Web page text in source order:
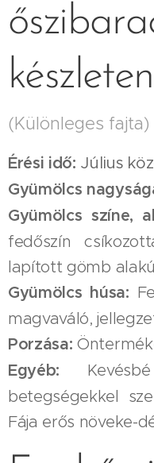
készleten
(Különleges fajta)
Érési idő: Július
Gyümölcs
Gyümölcs színe,
fedőszín
lapított gömb alakú
Gyümölcs húsa:
magvaváló,
Porzása:
Egyéb:
betegségekkel
Fája erős növeke-